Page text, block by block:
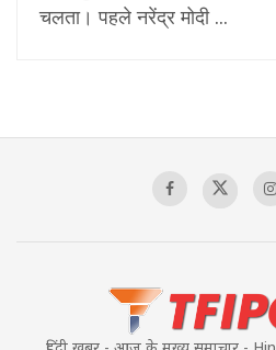
चलता। पहले नरेंद्र मोदी ...